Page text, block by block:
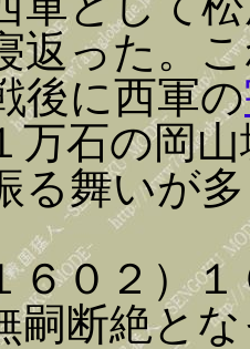
返った。
後に西軍の
万石の岡
る舞いが
６０２）
嗣断絶と